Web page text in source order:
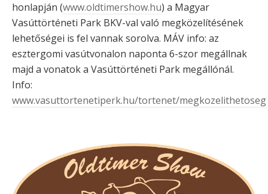
honlapján (www.oldtimershow.hu) a Magyar
Vasúttörténeti Park BKV-val való megközelítésének
lehetőségei is fel vannak sorolva. MÁV info: az
esztergomi vasútvonalon naponta 6-szor megállnak
majd a vonatok a Vasúttörténeti Park megállónál.
Info:
www.vasuttortenetiperk.hu/tortenet/megkozelithetoseg